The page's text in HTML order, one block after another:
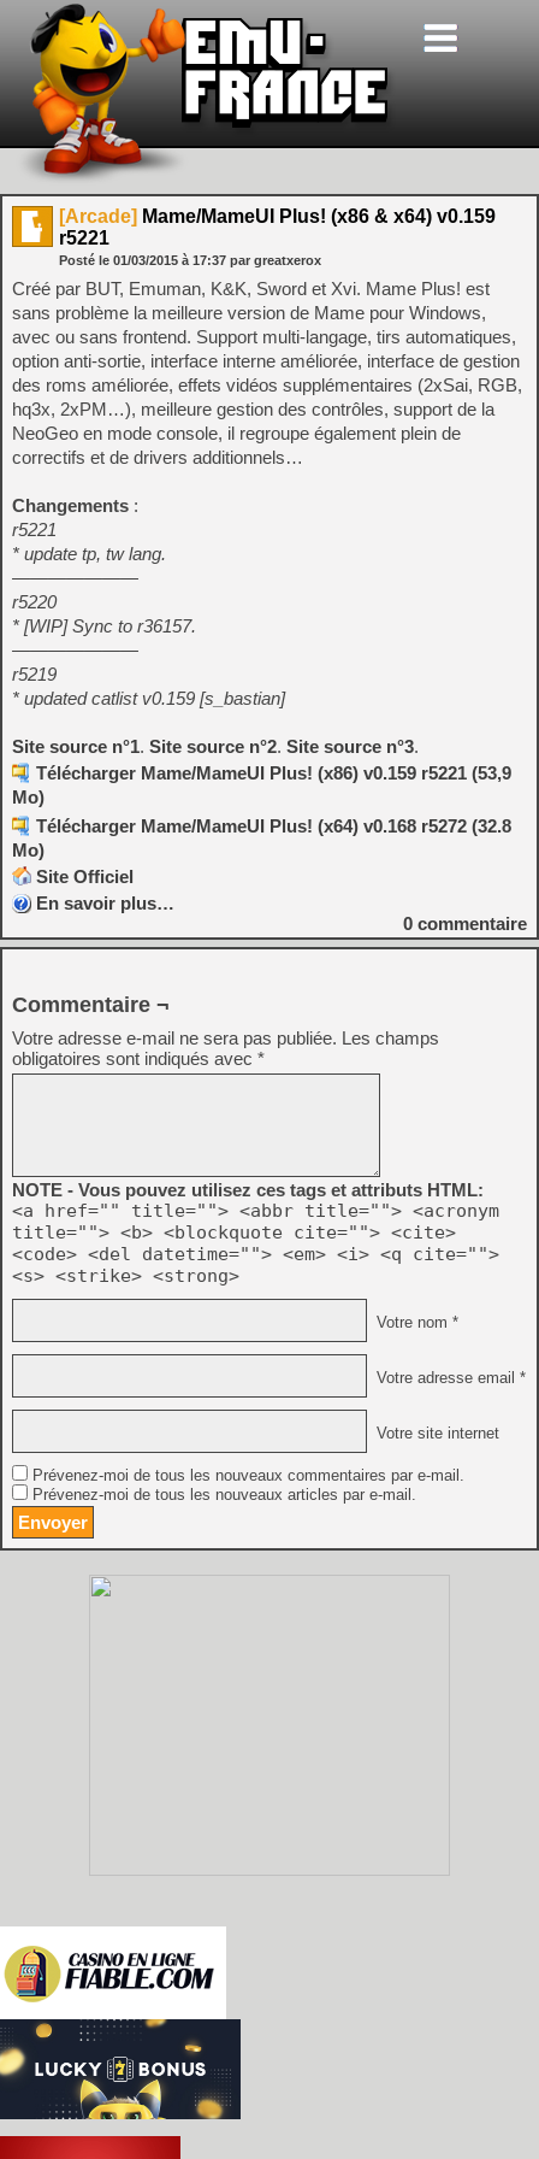
[Arcade] Mame/MameUI Plus! (x86 & x64) v0.159
r5221
Posté le 01/03/2015 à 17:37 par greatxerox
Créé par BUT, Emuman, K&K, Sword et Xvi. Mame Plus! est
sans problème la meilleure version de Mame pour Windows,
avec ou sans frontend. Support multi-langage, tirs automatiques,
option anti-sortie, interface interne améliorée, interface de gestion
des roms améliorée, effets vidéos supplémentaires (2xSai, RGB,
hq3x, 2xPM…), meilleure gestion des contrôles, support de la
NeoGeo en mode console, il regroupe également plein de
correctifs et de drivers additionnels…
Changements :
r5221
* update tp, tw lang.
———————
r5220
* [WIP] Sync to r36157.
———————
r5219
* updated catlist v0.159 [s_bastian]
Site source n°1. Site source n°2. Site source n°3.
Télécharger Mame/MameUI Plus! (x86) v0.159 r5221 (53,9
Mo)
Télécharger Mame/MameUI Plus! (x64) v0.168 r5272 (32.8
Mo)
Site Officiel
En savoir plus…
0 commentaire
Commentaire ¬
Votre adresse e-mail ne sera pas publiée. Les champs
obligatoires sont indiqués avec *
NOTE - Vous pouvez utilisez ces tags et attributs HTML:
<a href="" title=""> <abbr title=""> <acronym
title=""> <b> <blockquote cite=""> <cite>
<code> <del datetime=""> <em> <i> <q cite="">
<s> <strike> <strong>
Votre nom *
Votre adresse email *
Votre site internet
Prévenez-moi de tous les nouveaux commentaires par e-mail.
Prévenez-moi de tous les nouveaux articles par e-mail.